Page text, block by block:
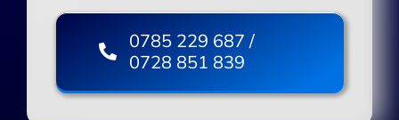
0785 229 687 /
0728 851 839